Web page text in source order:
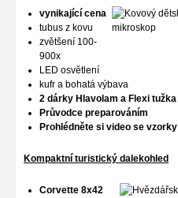
vynikající cena
tubus z kovu
zvětšení 100-
900x
LED osvětlení
kufr a bohatá výbava
2 dárky Hlavolam a Flexi tužka
Průvodce preparováním
Prohlédněte si video se vzorky
Kompaktní turistický dalekohled
Corvette 8x42